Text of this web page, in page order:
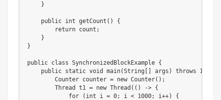
    }
    public int getCount() {
        return count;
    }
}
public class SynchronizedBlockExample {
public static void main(String[] args) throws
        Counter counter = new Counter();
        Thread t1 = new Thread(() -> {
            for (int i = 0; i < 1000; i++) {